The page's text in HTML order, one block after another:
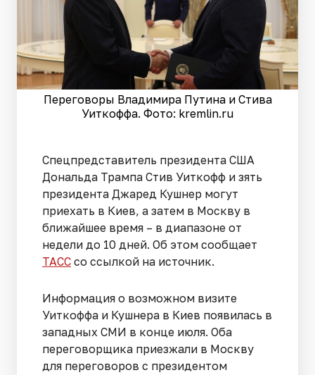
Переговоры Владимира Путина и Стива
Уиткоффа. Фото: kremlin.ru
Спецпредставитель президента США
Дональда Трампа Стив Уиткофф и зять
президента Джаред Кушнер могут
приехать в Киев, а затем в Москву в
ближайшее время – в диапазоне от
недели до 10 дней. Об этом сообщает
ТАСС со ссылкой на источник.
Информация о возможном визите
Уиткоффа и Кушнера в Киев появилась в
западных СМИ в конце июля. Оба
переговорщика приезжали в Москву
для переговоров с президентом